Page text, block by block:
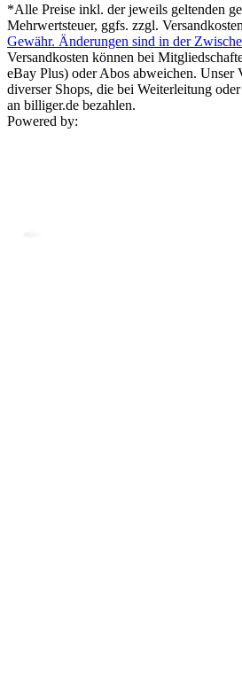
*Alle Preise inkl. der jeweils geltenden
Mehrwertsteuer, ggfs. zzgl.
Gewähr. Änderungen sind in der
Versandkosten können bei
eBay Plus) oder Abos abweichen. Unser
diverser Shops, die bei Weiterleitung
an billiger.de bezahlen.
Powered by: